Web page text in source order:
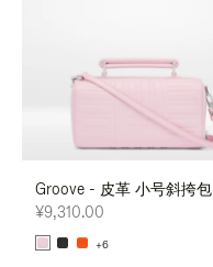
Groove - 皮革 小号斜挎包
¥9,310.00
+6